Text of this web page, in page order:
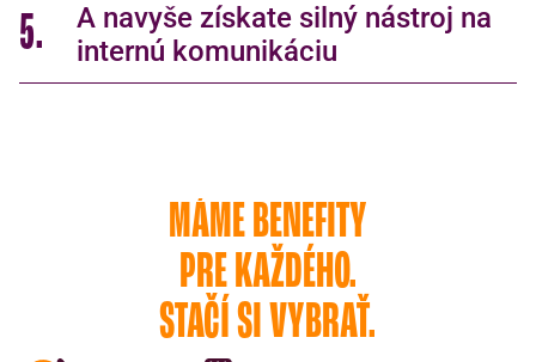
5.
A navyše získate silný nástroj na
internú komunikáciu
MÁME BENEFITY
PRE KAŽDÉHO.
STAČÍ SI VYBRAŤ.